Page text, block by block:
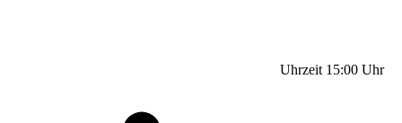
Uhrzeit 15:00 Uhr